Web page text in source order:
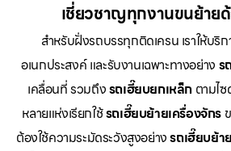
เชี่ยวชาญทุกงานขนย้าย
สำหรับฝั่งรถบรรทุกติดเครน เราให้บริก
อเนกประสงค์ และรับงานเฉพาะทางอย่าง ร
เคลื่อนที่ รวมถึงรถเฮี๊ยบยกเหล็ก ตามไ
หลายแห่งเรียกใช้รถเฮี๊ยบย้ายเครื่องจักร
ต้องใช้ความระมัดระวังสูงอย่างรถเฮี๊ยบย้